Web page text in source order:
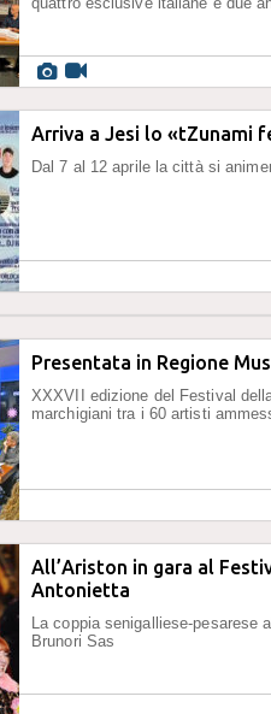
Arriva a Jesi lo «tZunami
Dal 7 al 12 aprile la città si
Presentata in Regione
XXXVII edizione del Festival
marchigiani tra i 60 artisti
All’Ariston in gara al
Antonietta
La coppia senigalliese-pesarese
Brunori Sas